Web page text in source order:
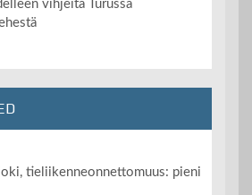
vihjeitä Turussa
tieliikenneonnettomuus: pieni